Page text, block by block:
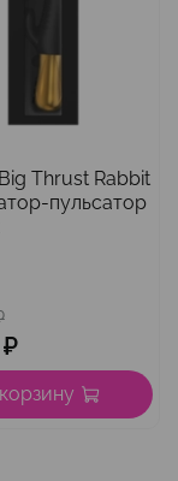
Thrust Rabbit
пульсатор